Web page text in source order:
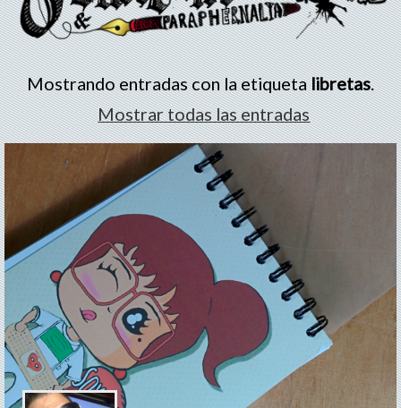
Escritura
Arte
Portofolio
Descargas
Otros
Contacto
>
Mostrando entradas con la etiquetalibretas.
Mostrar todas las entradas